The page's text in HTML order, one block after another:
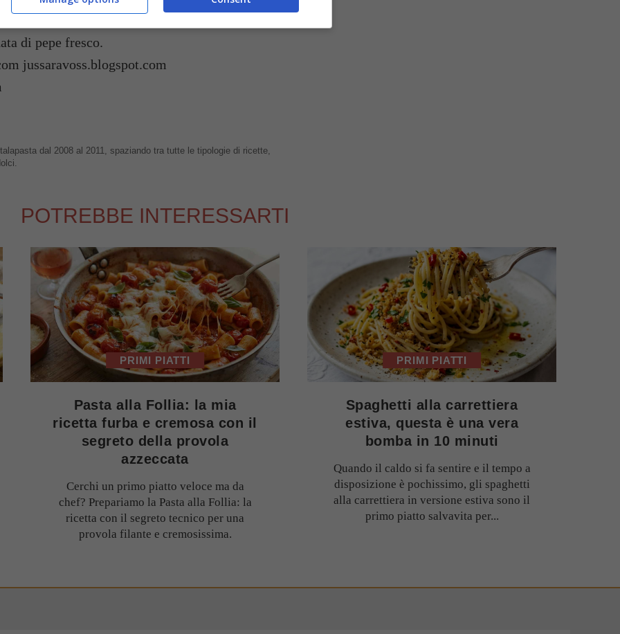
le acciughe, i
di pepe fresco.
jussaravoss.blogspot.com
dal 2008 al 2011, spaziando tra tutte le tipologie di ricette,
POTREBBE INTERESSARTI
PRIMI PIATTI
Pasta alla Follia: la mia
ricetta furba e cremosa con il
segreto della provola
azzeccata
Cerchi un primo piatto veloce ma da
chef? Prepariamo la Pasta alla Follia: la
ricetta con il segreto tecnico per una
provola filante e cremosissima.
PRIMI PIATTI
Spaghetti alla carrettiera
estiva, questa è una vera
bomba in 10 minuti
Quando il caldo si fa sentire e il tempo a
disposizione è pochissimo, gli spaghetti
alla carrettiera in versione estiva sono il
primo piatto salvavita per...